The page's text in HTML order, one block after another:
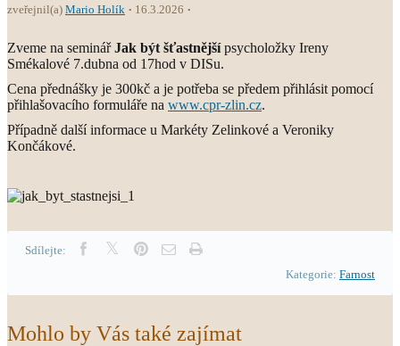
zveřejnil(a) Mario Holík 16.3.2026
Zveme na seminářJak být šťastnějšípsycholožky Ireny
Smékalové 7.dubna od 17hod v DISu.
Cena přednášky je 300kč a je potřeba se předem přihlásit pomocí
přihlašovacího formuláře na www.cpr-zlin.cz.
Případně další informace u Markéty Zelinkové a Veroniky
Končákové.
Sdílejte:
Kategorie: Farnost
Mohlo by Vás také zajímat